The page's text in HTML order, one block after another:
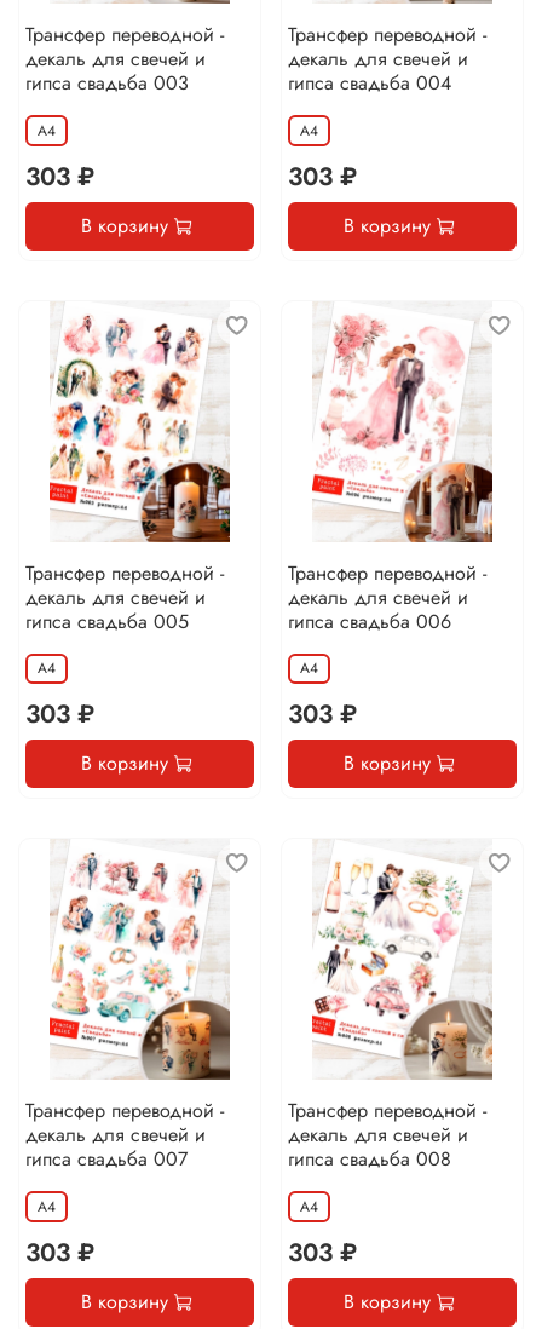
Трансфер переводной -
декаль для свечей и
гипса свадьба 003
А4
303 ₽
В корзину
Трансфер переводной -
декаль для свечей и
гипса свадьба 004
А4
303 ₽
В корзину
Трансфер переводной -
декаль для свечей и
гипса свадьба 005
А4
303 ₽
В корзину
Трансфер переводной -
декаль для свечей и
гипса свадьба 006
А4
303 ₽
В корзину
Трансфер переводной -
декаль для свечей и
гипса свадьба 007
А4
303 ₽
В корзину
Трансфер переводной -
декаль для свечей и
гипса свадьба 008
А4
303 ₽
В корзину